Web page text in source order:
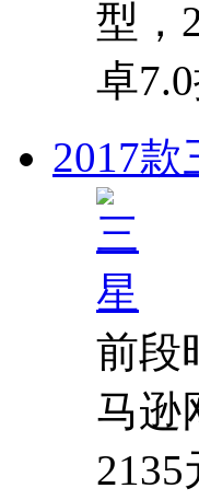
型，
卓
2017款
前段
马逊